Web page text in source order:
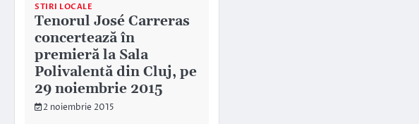
STIRI LOCALE
Tenorul José Carreras
concertează în
premieră la Sala
Polivalentă din Cluj, pe
29 noiembrie 2015
2 noiembrie 2015